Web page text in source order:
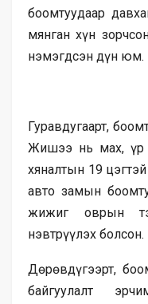
боомтуудаар
мянган хүн
нэмэгдсэн дүн юм.
Гуравдугаарт,
Жишээ нь мах, үр
хяналтын 19
авто замын
жижиг оврын
нэвтрүүлэх болсон.
Дөрөвдүгээрт,
байгуулалт